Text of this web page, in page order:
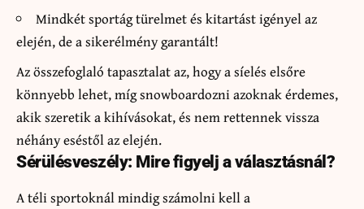
Mindkét sportág türelmet és kitartást igényel az
elején, de a sikerélmény garantált!
Az összefoglaló tapasztalat az, hogy a síelés elsőre
könnyebb lehet, míg snowboardozni azoknak érdemes,
akik szeretik a kihívásokat, és nem rettennek vissza
néhány eséstől az elején.
Sérülésveszély: Mire figyelj a választásnál?
A téli sportoknál mindig számolni kell a